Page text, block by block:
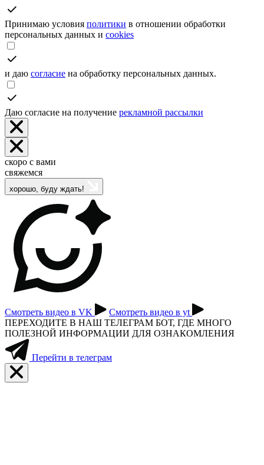
Принимаю условия политики в отношении обработки
персональных данных и cookies
и даю согласие на обработку персональных данных.
Даю согласие на получение рекламной рассылки
скоро с вами
свяжемся
хорошо, буду ждать!
Смотреть видео в VK
Смотреть видео в yt
ПЕРЕХОДИТЕ В НАШ ТЕЛЕГРАМ БОТ, ГДЕ МНОГО
ПОЛЕЗНОЙ ИНФОРМАЦИИ ДЛЯ ОЗНАКОМЛЕНИЯ
Перейти в телеграм